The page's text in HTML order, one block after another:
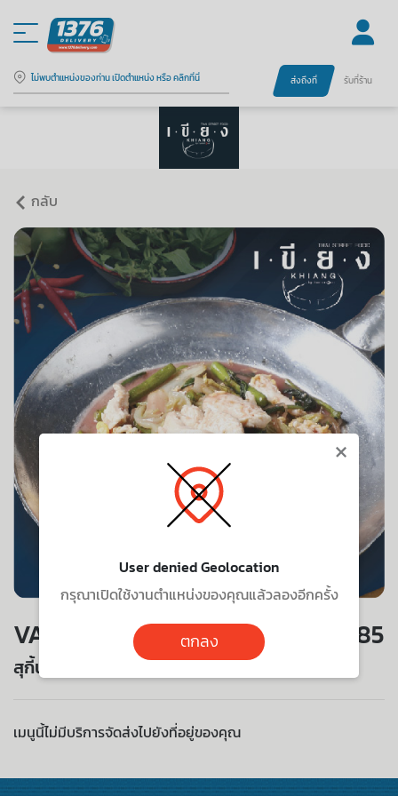
ไม่พบตำแหน่งของท่าน เปิดตำแหน่ง หรือ คลิกที่นี่ ส่งถึงที่ รับที่ร้าน
กลับ
VALUE SET 85
สุกี้น้ำไก่
เมนูนี้ไม่มีบริการจัดส่งไปยังที่อยู่ของคุณ
×
User denied Geolocation
กรุณาเปิดใช้งานตำแหน่งของคุณแล้วลองอีกครั้ง
ตกลง